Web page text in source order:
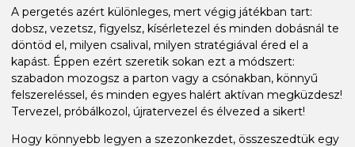
A pergetés azért különleges, mert végig játékban tart:
dobsz, vezetsz, figyelsz, kísérletezel és minden dobásnál te
döntöd el, milyen csalival, milyen stratégiával éred el a
kapást. Éppen ezért szeretik sokan ezt a módszert:
szabadon mozogsz a parton vagy a csónakban, könnyű
felszereléssel, és minden egyes halért aktívan megküzdesz!
Tervezel, próbálkozol, újratervezel és élvezed a sikert!
Hogy könnyebb legyen a szezonkezdet, összeszedtük egy